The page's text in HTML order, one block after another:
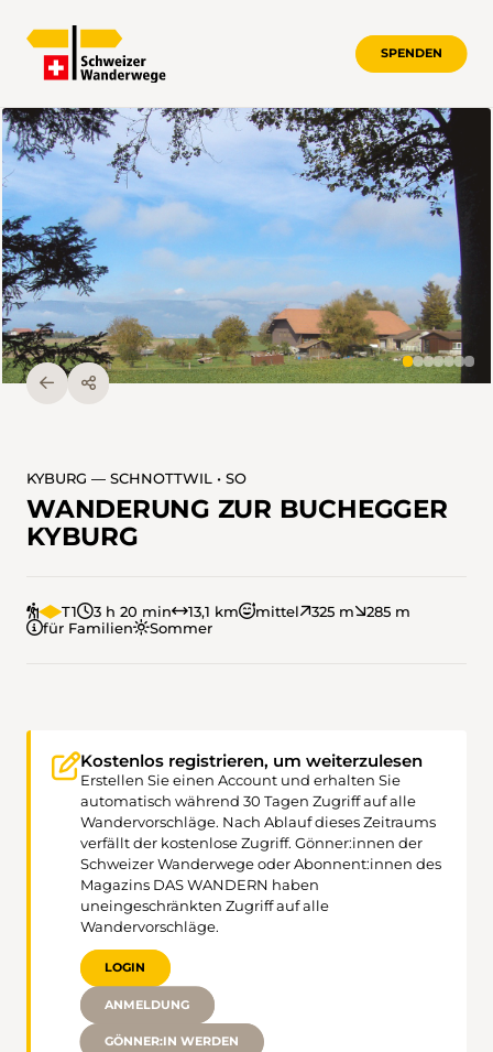
SPENDEN
KYBURG — SCHNOTTWIL • SO
WANDERUNG ZUR BUCHEGGER
KYBURG
T1 3 h 20 min 13,1 km mittel 325 m
285 m
für Familien
Sommer
Kostenlos registrieren, um weiterzulesen
Erstellen Sie einen Account und erhalten Sie
automatisch während 30 Tagen Zugriff auf alle
Wandervorschläge. Nach Ablauf dieses Zeitraums
verfällt der kostenlose Zugriff. Gönner:innen der
Schweizer Wanderwege oder Abonnent:innen des
Magazins DAS WANDERN haben
uneingeschränkten Zugriff auf alle
Wandervorschläge.
LOGIN
ANMELDUNG
GÖNNER:IN WERDEN